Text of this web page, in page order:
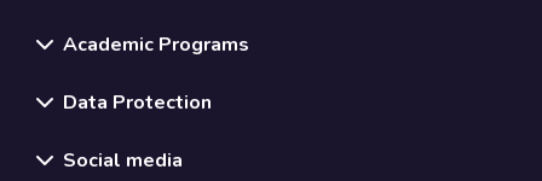
Academic Programs
Data Protection
Social media